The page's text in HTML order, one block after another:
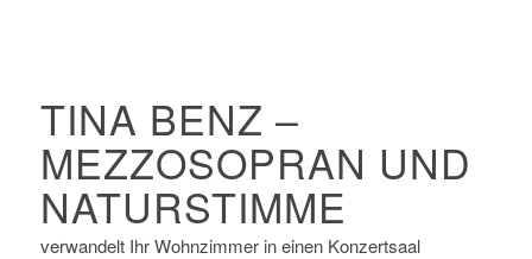
TINA BENZ –
MEZZOSOPRAN UND
NATURSTIMME
verwandelt Ihr Wohnzimmer in einen Konzertsaal